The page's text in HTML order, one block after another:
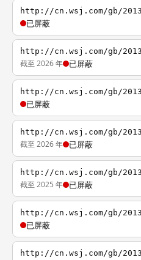
http://cn.wsj.com/gb/
已屏蔽
http://cn.wsj.com/gb/
截至 2026 年 已屏蔽
http://cn.wsj.com/gb/
已屏蔽
http://cn.wsj.com/gb/
截至 2026 年 已屏蔽
http://cn.wsj.com/gb/
截至 2025 年 已屏蔽
http://cn.wsj.com/gb/
已屏蔽
http://cn.wsj.com/gb/